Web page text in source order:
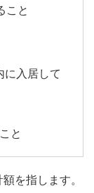
こと
に入居して
と
を指します。